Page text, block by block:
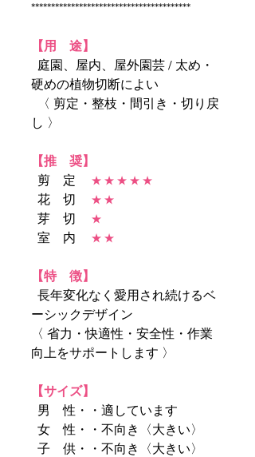
****************************************
【用 途】
庭園、屋内、屋外園芸 / 太め・
硬めの植物切断によい
〈 剪定・整枝・間引き・切り戻
し 〉
【推 奨】
剪 定 ★ ★ ★ ★ ★
花 切 ★ ★
芽 切 ★
室 内 ★ ★
【特 徴】
長年変化なく愛用され続けるベ
ーシックデザイン
〈 省力・快適性・安全性・作業
向上をサポートします 〉
【サイズ】
男 性・・適しています
女 性・・不向き〈大きい〉
子 供・・不向き〈大きい〉